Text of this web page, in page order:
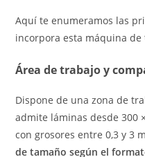
Aquí te enumeramos las
incorpora esta máquina
Área de trabajo y
Dispone de una zona de
admite láminas desde 300
con grosores entre 0,3 y 3
de tamaño según el